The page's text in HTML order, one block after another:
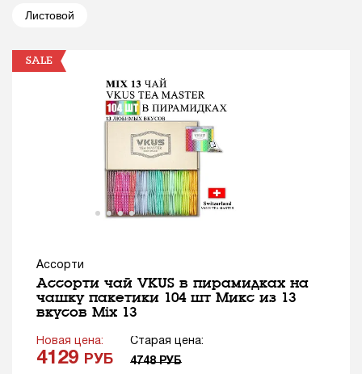
Листовой
Ассорти
Ассорти чай VKUS в пирамидках на
чашку пакетики 104 шт Микс из 13
вкусов Mix 13
Новая цена:
4129 РУБ
Старая цена:
4748РУБ
SALE